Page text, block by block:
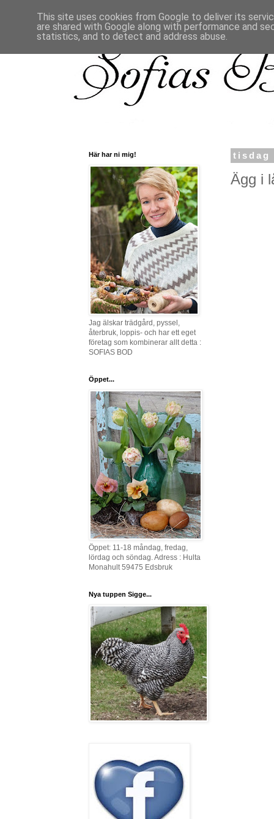
tisdag
Ägg i
Här har ni mig!
Jag älskar trädgård, pyssel,
återbruk, loppis- och har ett eget
företag som kombinerar allt detta :
SOFIAS BOD
Öppet...
Öppet: 11-18 måndag, fredag,
lördag och söndag. Adress : Hulta
Monahult 59475 Edsbruk
Nya tuppen Sigge...
This site uses cookies from Google to deliver its
are shared with Google along with performance and
statistics, and to detect and address abuse.